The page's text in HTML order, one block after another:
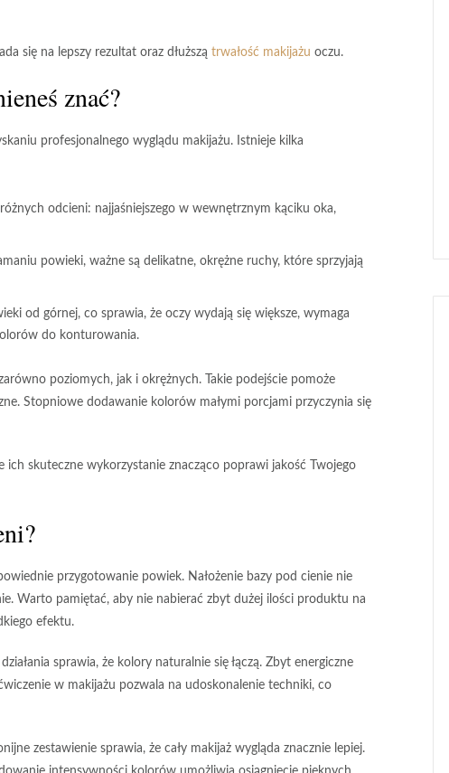
się na lepszy rezultat oraz dłuższą trwałość makijażu oczu.
znać?
profesjonalnego wyglądu makijażu. Istnieje kilka
odcieni: najjaśniejszego w wewnętrznym kąciku oka,
powieki, ważne są delikatne, okrężne ruchy, które sprzyjają
od górnej, co sprawia, że oczy wydają się większe, wymaga
do konturowania.
poziomych, jak i okrężnych.
Takie podejście pomoże
Stopniowe dodawanie kolorów małymi porcjami przyczynia się
ich skuteczne wykorzystanie znacząco poprawi jakość Twojego
przygotowanie powiek. Nałożenie bazy pod cienie nie
Warto pamiętać, aby nie nabierać zbyt dużej ilości produktu na
efektu.
działania sprawia, że kolory naturalnie się łączą. Zbyt energiczne
w makijażu pozwala na udoskonalenie techniki, co
zestawienie sprawia, że cały makijaż wygląda znacznie lepiej.